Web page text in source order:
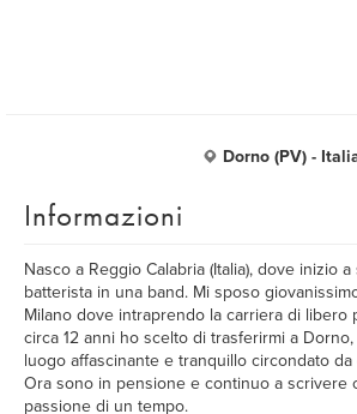
Dorno (PV) -
Informazioni
Nasco a Reggio Calabria (Italia), dove inizio
batterista in una band. Mi sposo
Milano dove intraprendo la carriera di libero
circa 12 anni ho scelto di trasferirmi a
luogo affascinante e tranquillo circondato
Ora sono in pensione e continuo a scrivere
passione di un tempo.